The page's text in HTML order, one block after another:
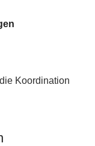
Koordination